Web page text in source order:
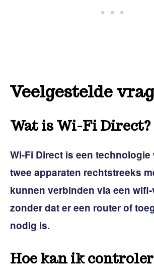
Veelgestelde
Wat is Wi-Fi Direct?
Wi-Fi Direct is een technologie
twee apparaten rechtstreeks
kunnen verbinden via een
zonder dat er een router of
nodig is.
Hoe kan ik